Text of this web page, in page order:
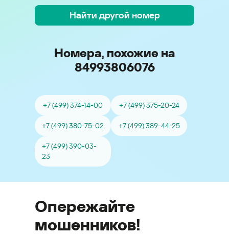
Найти другой номер
Номера, похожие на
84993806076
+7 (499) 374-14-00 +7 (499) 375-20-24
+7 (499) 380-75-02 +7 (499) 389-44-25
+7 (499) 390-03-
23
Опережайте
мошенников!